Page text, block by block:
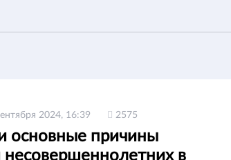
2024, 16:39 2575
основные причины
несовершеннолетних в